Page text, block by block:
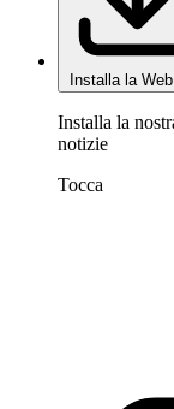
Installa la
Installa la
notizie
Tocca